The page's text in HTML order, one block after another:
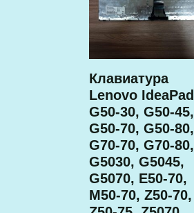
Клавиатура
Lenovo IdeaPad
G50-30, G50-45,
G50-70, G50-80,
G70-70, G70-80,
G5030, G5045,
G5070, E50-70,
M50-70, Z50-70,